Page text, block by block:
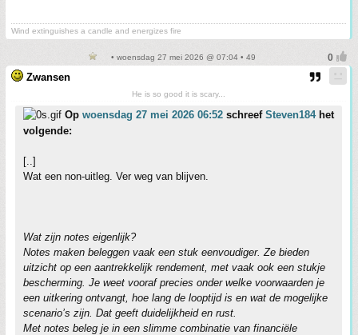
Wind extinguishes a candle and energizes fire
• woensdag 27 mei 2026 @ 07:04 • 49
Zwansen
He is so good it is scary...
Op woensdag 27 mei 2026 06:52 schreef Steven184het
volgende:
[..]
Wat een non-uitleg. Ver weg van blijven.
Wat zijn notes eigenlijk?
Notes maken beleggen vaak een stuk eenvoudiger. Ze bieden
uitzicht op een aantrekkelijk rendement, met vaak ook een stukje
bescherming. Je weet vooraf precies onder welke voorwaarden je
een uitkering ontvangt, hoe lang de looptijd is en wat de mogelijke
scenario’s zijn. Dat geeft duidelijkheid en rust.
Met notes beleg je in een slimme combinatie van financiële